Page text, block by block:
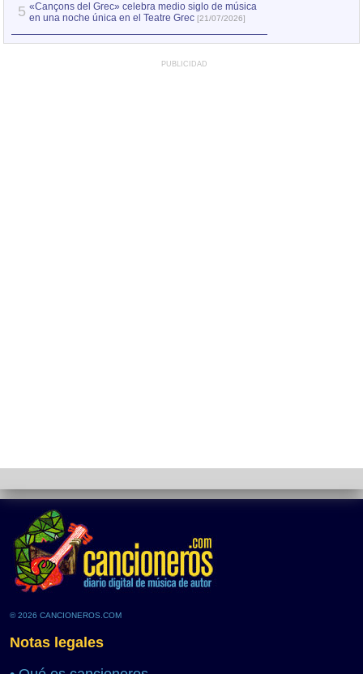
5 «Cançons del Grec» celebra medio siglo de música
en una noche única en el Teatre Grec [21/07/2026]
PUBLICIDAD
© 2026 CANCIONEROS.COM
Notas legales